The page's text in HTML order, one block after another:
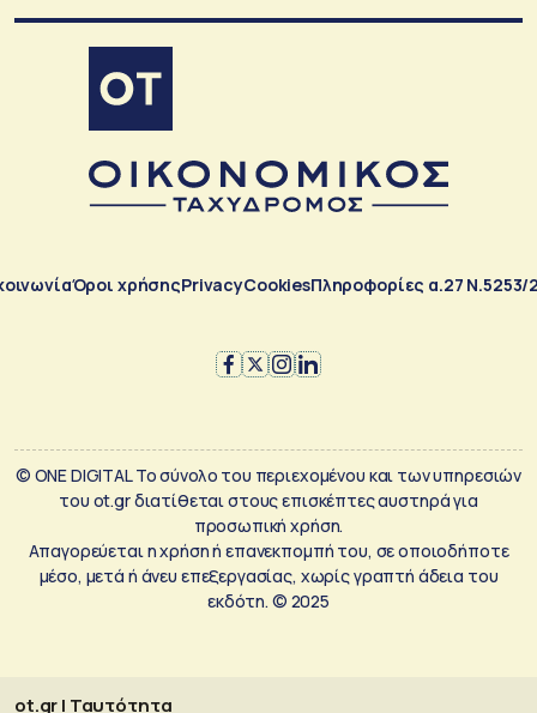
Όροι χρήσηςPrivacyCookiesΠληροφορίες α.27 Ν.5253/
© ONE DIGITAL Το σύνολο του περιεχομένου και των υπηρεσιών
του ot.gr διατίθεται στους επισκέπτες αυστηρά για
προσωπική χρήση.
Απαγορεύεται η χρήση ή επανεκπομπή του, σε οποιοδήποτε
μέσο, μετά ή άνευ επεξεργασίας, χωρίς γραπτή άδεια του
εκδότη. © 2025
ot.gr | Ταυτότητα